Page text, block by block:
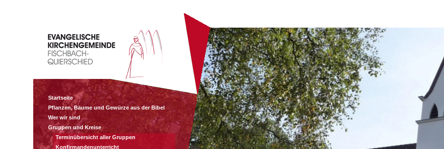
Startseite
Pflanzen, Bäume und Gewürze aus der Bibel
Wer wir sind
Gruppen und Kreise
Terminübersicht aller Gruppen
Konfirmandenunterricht